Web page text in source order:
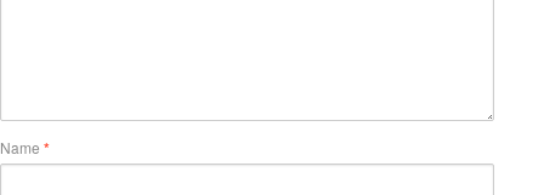
Name *